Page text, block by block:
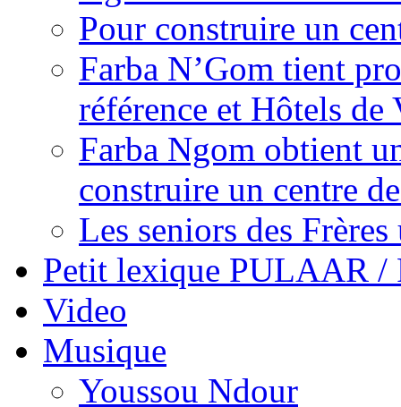
Pour construire un
Farba N’Gom tient
référence et Hôtels
Farba Ngom obtient
construire un centre
Les seniors des Frères
Petit lexique PULAAR
Video
Musique
Youssou Ndour